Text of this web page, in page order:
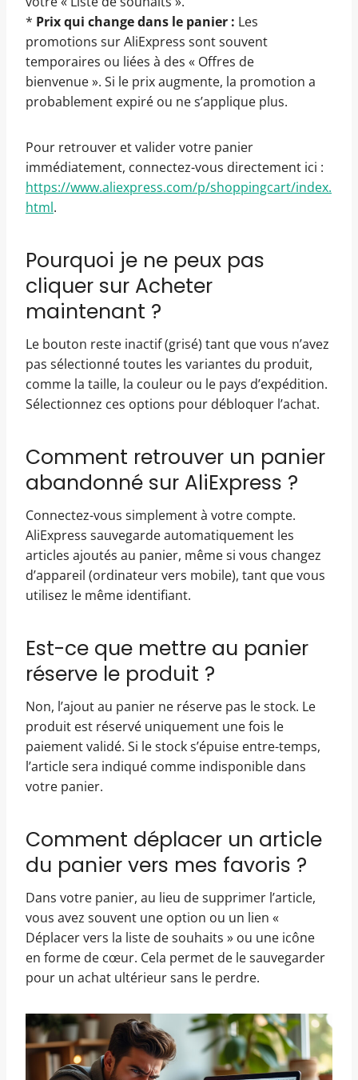
* Prix qui change dans le panier : Les
promotions sur AliExpress sont souvent
temporaires ou liées à des « Offres de
bienvenue ». Si le prix augmente, la promotion a
probablement expiré ou ne s’applique plus.
Pour retrouver et valider votre panier
immédiatement, connectez-vous directement ici :
https://www.aliexpress.com/p/shoppingcart/index.
html.
Pourquoi je ne peux pas
cliquer sur Acheter
maintenant ?
Le bouton reste inactif (grisé) tant que vous n’avez
pas sélectionné toutes les variantes du produit,
comme la taille, la couleur ou le pays d’expédition.
Sélectionnez ces options pour débloquer l’achat.
Comment retrouver un panier
abandonné sur AliExpress ?
Connectez-vous simplement à votre compte.
AliExpress sauvegarde automatiquement les
articles ajoutés au panier, même si vous changez
d’appareil (ordinateur vers mobile), tant que vous
utilisez le même identifiant.
Est-ce que mettre au panier
réserve le produit ?
Non, l’ajout au panier ne réserve pas le stock. Le
produit est réservé uniquement une fois le
paiement validé. Si le stock s’épuise entre-temps,
l’article sera indiqué comme indisponible dans
votre panier.
Comment déplacer un article
du panier vers mes favoris ?
Dans votre panier, au lieu de supprimer l’article,
vous avez souvent une option ou un lien «
Déplacer vers la liste de souhaits » ou une icône
en forme de cœur. Cela permet de le sauvegarder
pour un achat ultérieur sans le perdre.